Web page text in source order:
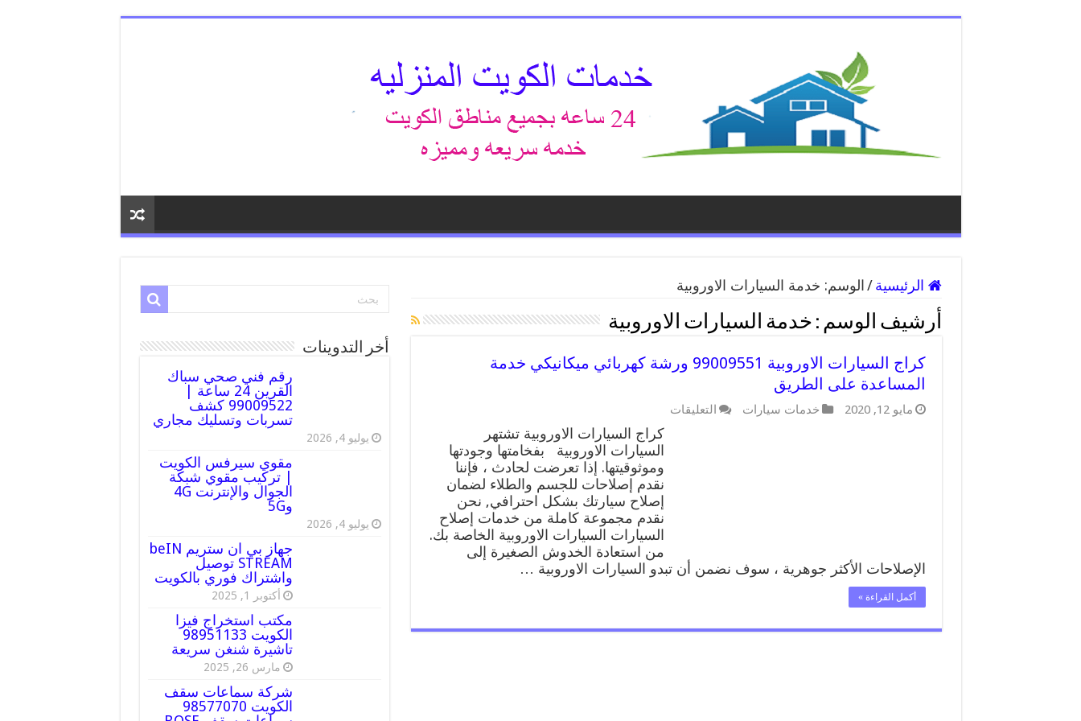
الرئيسية / الوسم: خدمة السيارات الاوروبية
أرشيف الوسم : خدمة السيارات الاوروبية
كراج السيارات الاوروبية 99009551 ورشة كهربائي ميكانيكي خدمة
المساعدة على الطريق
مايو 12, 2020 خدمات سيارات التعليقات
السيارات
الاوروبية
99009551
ورشة
كهربائي
ميكانيكي
خدمة
المساعدة
على
الطريق
مغلقة
كراج السيارات الاوروبية تشتهر
السيارات الاوروبية بفخامتها وجودتها
وموثوقيتها. إذا تعرضت لحادث ، فإننا
نقدم إصلاحات للجسم والطلاء لضمان
إصلاح سيارتك بشكل احترافي, نحن
نقدم مجموعة كاملة من خدمات إصلاح
السيارات السيارات الاوروبية الخاصة بك.
من استعادة الخدوش الصغيرة إلى
الإصلاحات الأكثر جوهرية ، سوف نضمن أن تبدو السيارات الاوروبية …
أكمل القراءة »
أخر التدوينات
رقم فني صحي سباك
القرين 24 ساعة |
99009522 كشف
تسربات وتسليك مجاري
يوليو 4, 2026
مقوي سيرفس الكويت
| تركيب مقوي شبكة
الجوال والإنترنت 4G
و5G
يوليو 4, 2026
جهاز بي ان ستريم beIN
STREAM توصيل
واشتراك فوري بالكويت
أكتوبر 1, 2025
مكتب استخراج فيزا
الكويت 98951133
تاشيرة شنغن سريعة
مارس 26, 2025
شركة سماعات سقف
الكويت 98577070